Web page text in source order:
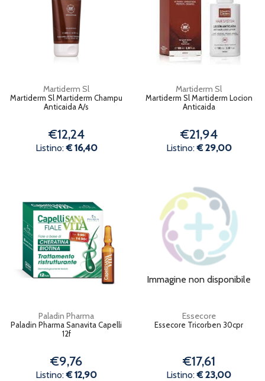
Martiderm Sl
Martiderm Sl Martiderm Champu
Anticaida A/s
€12,24
Listino:€ 16,40
Martiderm Sl
Martiderm Sl Martiderm Locion
Anticaida
€21,94
Listino:€ 29,00
Paladin Pharma
Paladin Pharma Sanavita Capelli
12f
€9,76
Listino:€ 12,90
Immagine non disponibile
Essecore
Essecore Tricorben 30cpr
€17,61
Listino:€ 23,00